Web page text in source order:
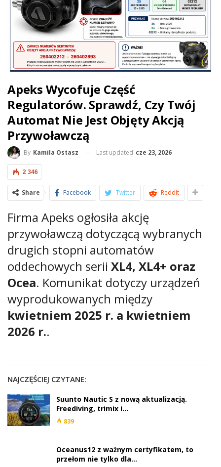
Apeks Wycofuje Część
Regulatorów. Sprawdź, Czy Twój
Automat Nie Jest Objęty Akcją
Przywoławczą
By Kamila Ostasz Last updated cze 23, 2026
2 346
Share Facebook Twitter ReddIt
Firma Apeks ogłosiła akcję
przywoławczą dotyczącą wybranych
drugich stopni automatów
oddechowych serii XL4, XL4+ oraz
Ocea. Komunikat dotyczy urządzeń
wyprodukowanych między
kwietniem 2025 r. a kwietniem
2026 r..
NAJCZĘŚCIEJ CZYTANE:
Suunto Nautic S z nową aktualizacją.
Freediving, trimix i…
839
Oceanus12 z ważnym certyfikatem, to
przełom nie tylko dla…